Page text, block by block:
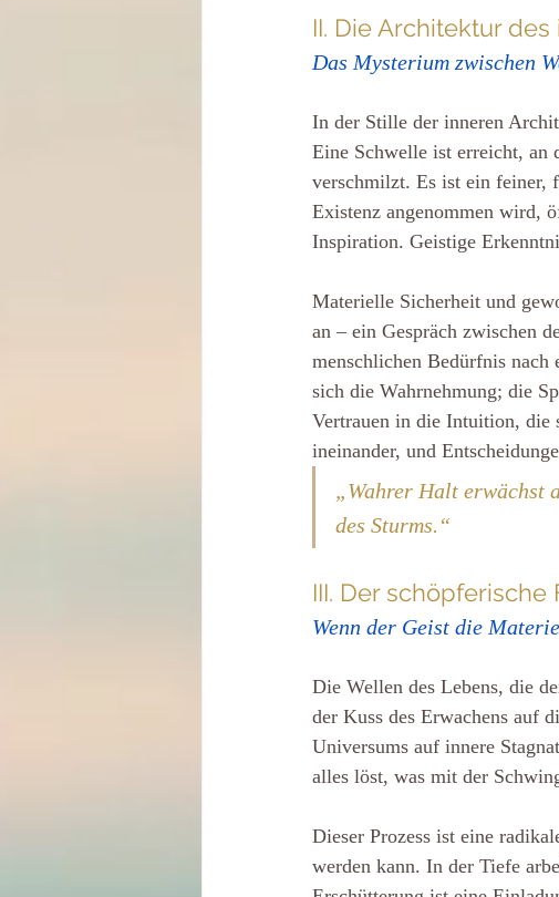
II. Die Architektur
Das Mysterium zwischen
In der Stille der inneren
Eine Schwelle ist erreicht, an
verschmilzt. Es ist ein feiner,
Existenz angenommen wird,
Inspiration. Geistige
Materielle Sicherheit und
an – ein Gespräch zwischen
menschlichen Bedürfnis
sich die Wahrnehmung; die
Vertrauen in die Intuition, die
ineinander, und
„Wahrer Halt erwächst
des Sturms.“
III. Der schöpferische
Wenn der Geist die
Die Wellen des Lebens, die
der Kuss des Erwachens auf
Universums auf innere
alles löst, was mit der
Dieser Prozess ist eine
werden kann. In der Tiefe